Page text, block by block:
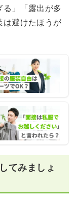
る」「露出が多
は避けたほうが
てみましょ